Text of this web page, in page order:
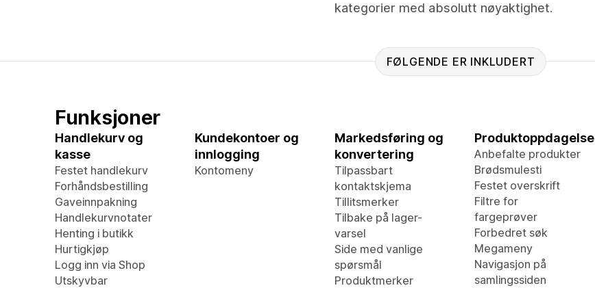
kategorier med absolutt nøyaktighet.
FØLGENDE ER INKLUDERT
Funksjoner
Handlekurv og
kasse
Festet handlekurv
Forhåndsbestilling
Gaveinnpakning
Handlekurvnotater
Henting i butikk
Hurtigkjøp
Logg inn via Shop
Utskyvbar
Kundekontoer og
innlogging
Kontomeny
Markedsføring og
konvertering
Tilpassbart
kontaktskjema
Tillitsmerker
Tilbake på lager-
varsel
Side med vanlige
spørsmål
Produktmerker
Produktoppdagelse
Anbefalte produkter
Brødsmulesti
Festet overskrift
Filtre for
fargeprøver
Forbedret søk
Megameny
Navigasjon på
samlingssiden